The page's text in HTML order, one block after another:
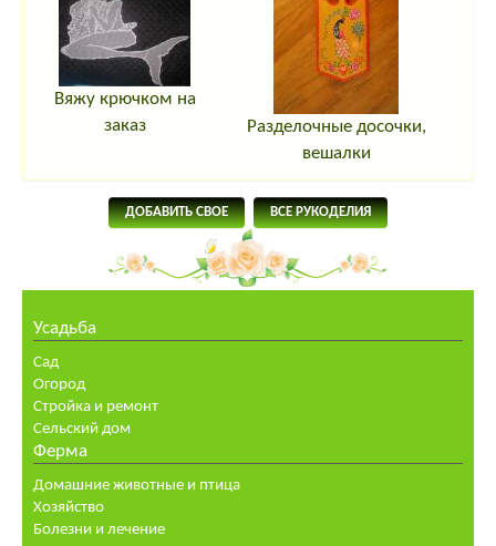
Вяжу крючком на
заказ
Разделочные досочки,
вешалки
ДОБАВИТЬ СВОЕ ВСЕ РУКОДЕЛИЯ
Усадьба
Сад
Огород
Стройка и ремонт
Сельский дом
Ферма
Домашние животные и птица
Хозяйство
Болезни и лечение